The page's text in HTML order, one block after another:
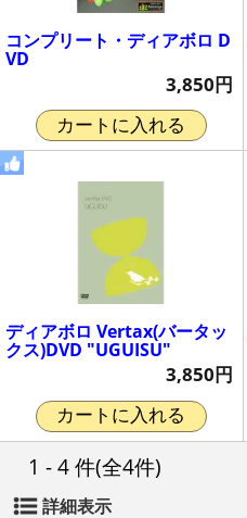
コンプリート・ディアボロ D
VD
3,850円
カートに入れる
ディアボロ Vertax(バータッ
クス)DVD "UGUISU"
3,850円
カートに入れる
1 - 4 件(全4件)
詳細表示